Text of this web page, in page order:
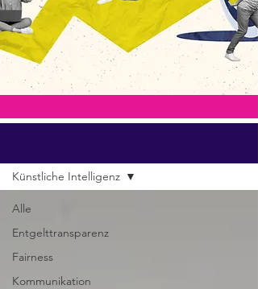
Alle
Entgelttransparenz
Fairness
Kommunikation
Künstliche Intelligenz